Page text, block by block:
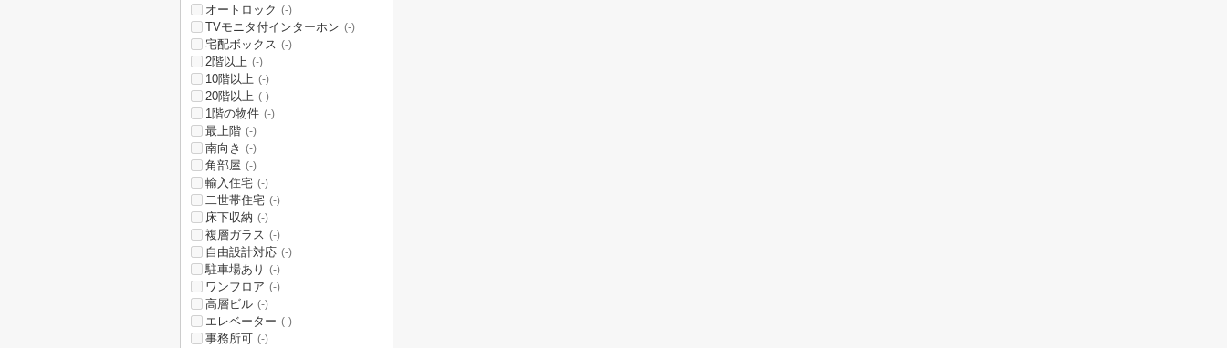
オートロック (-)
TVモニタ付インターホン (-)
宅配ボックス (-)
2階以上 (-)
10階以上 (-)
20階以上 (-)
1階の物件 (-)
最上階 (-)
南向き (-)
角部屋 (-)
輸入住宅 (-)
二世帯住宅 (-)
床下収納 (-)
複層ガラス (-)
自由設計対応 (-)
駐車場あり (-)
ワンフロア (-)
高層ビル (-)
エレベーター (-)
事務所可 (-)